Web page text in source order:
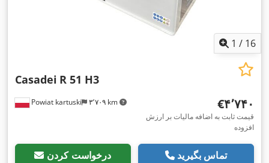
1 / 16
Powiat kartuski ۳٬۷۰۹ km
Casadei R 51 H3
‎€۴٬۷۴۰
قیمت ثابت به اضافه مالیات بر ارزش
افزوده
درخواست کردن تماس بگیرید